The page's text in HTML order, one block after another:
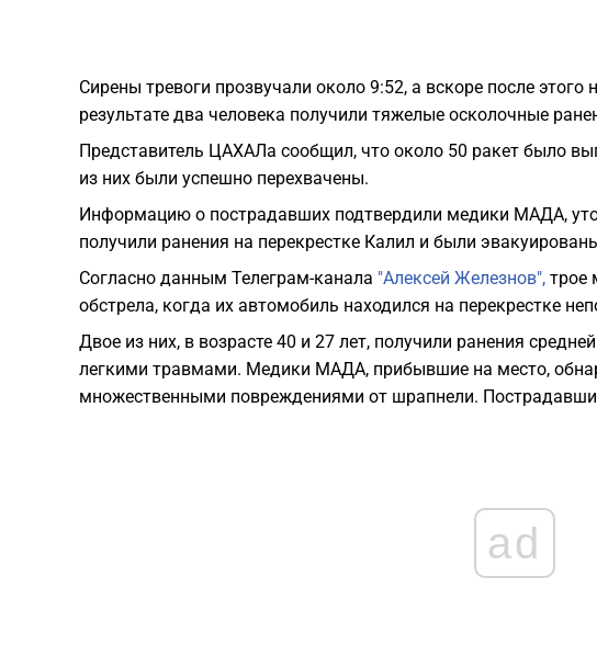
Сирены тревоги прозвучали около 9:52, а вскоре после
результате два человека получили тяжелые осколочные
Представитель ЦАХАЛа сообщил, что около 50 ракет было
из них были успешно перехвачены.
Информацию о пострадавших подтвердили медики МАДА,
получили ранения на перекрестке Калил и были
Согласно данным Телеграм-канала "Алексей Железнов", трое
обстрела, когда их автомобиль находился на перекрестке
Двое из них, в возрасте 40 и 27 лет, получили ранения
легкими травмами. Медики МАДА, прибывшие на место,
множественными повреждениями от шрапнели.
ad